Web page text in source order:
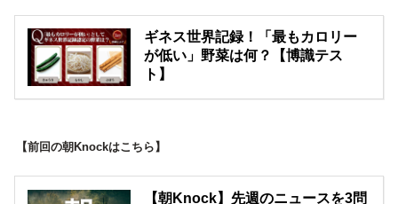
ギネス世界記録！「最もカロリー
が低い」野菜は何？【博識テス
ト】
【前回の朝Knockはこちら】
【朝Knock】先週のニュースを3問